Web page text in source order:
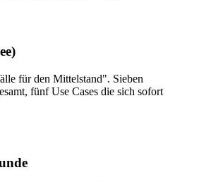
für den Mittelstand". Sieben
fünf Use Cases die sich sofort